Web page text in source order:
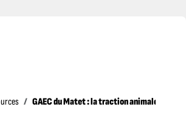
GAEC du Matet : la traction animale en